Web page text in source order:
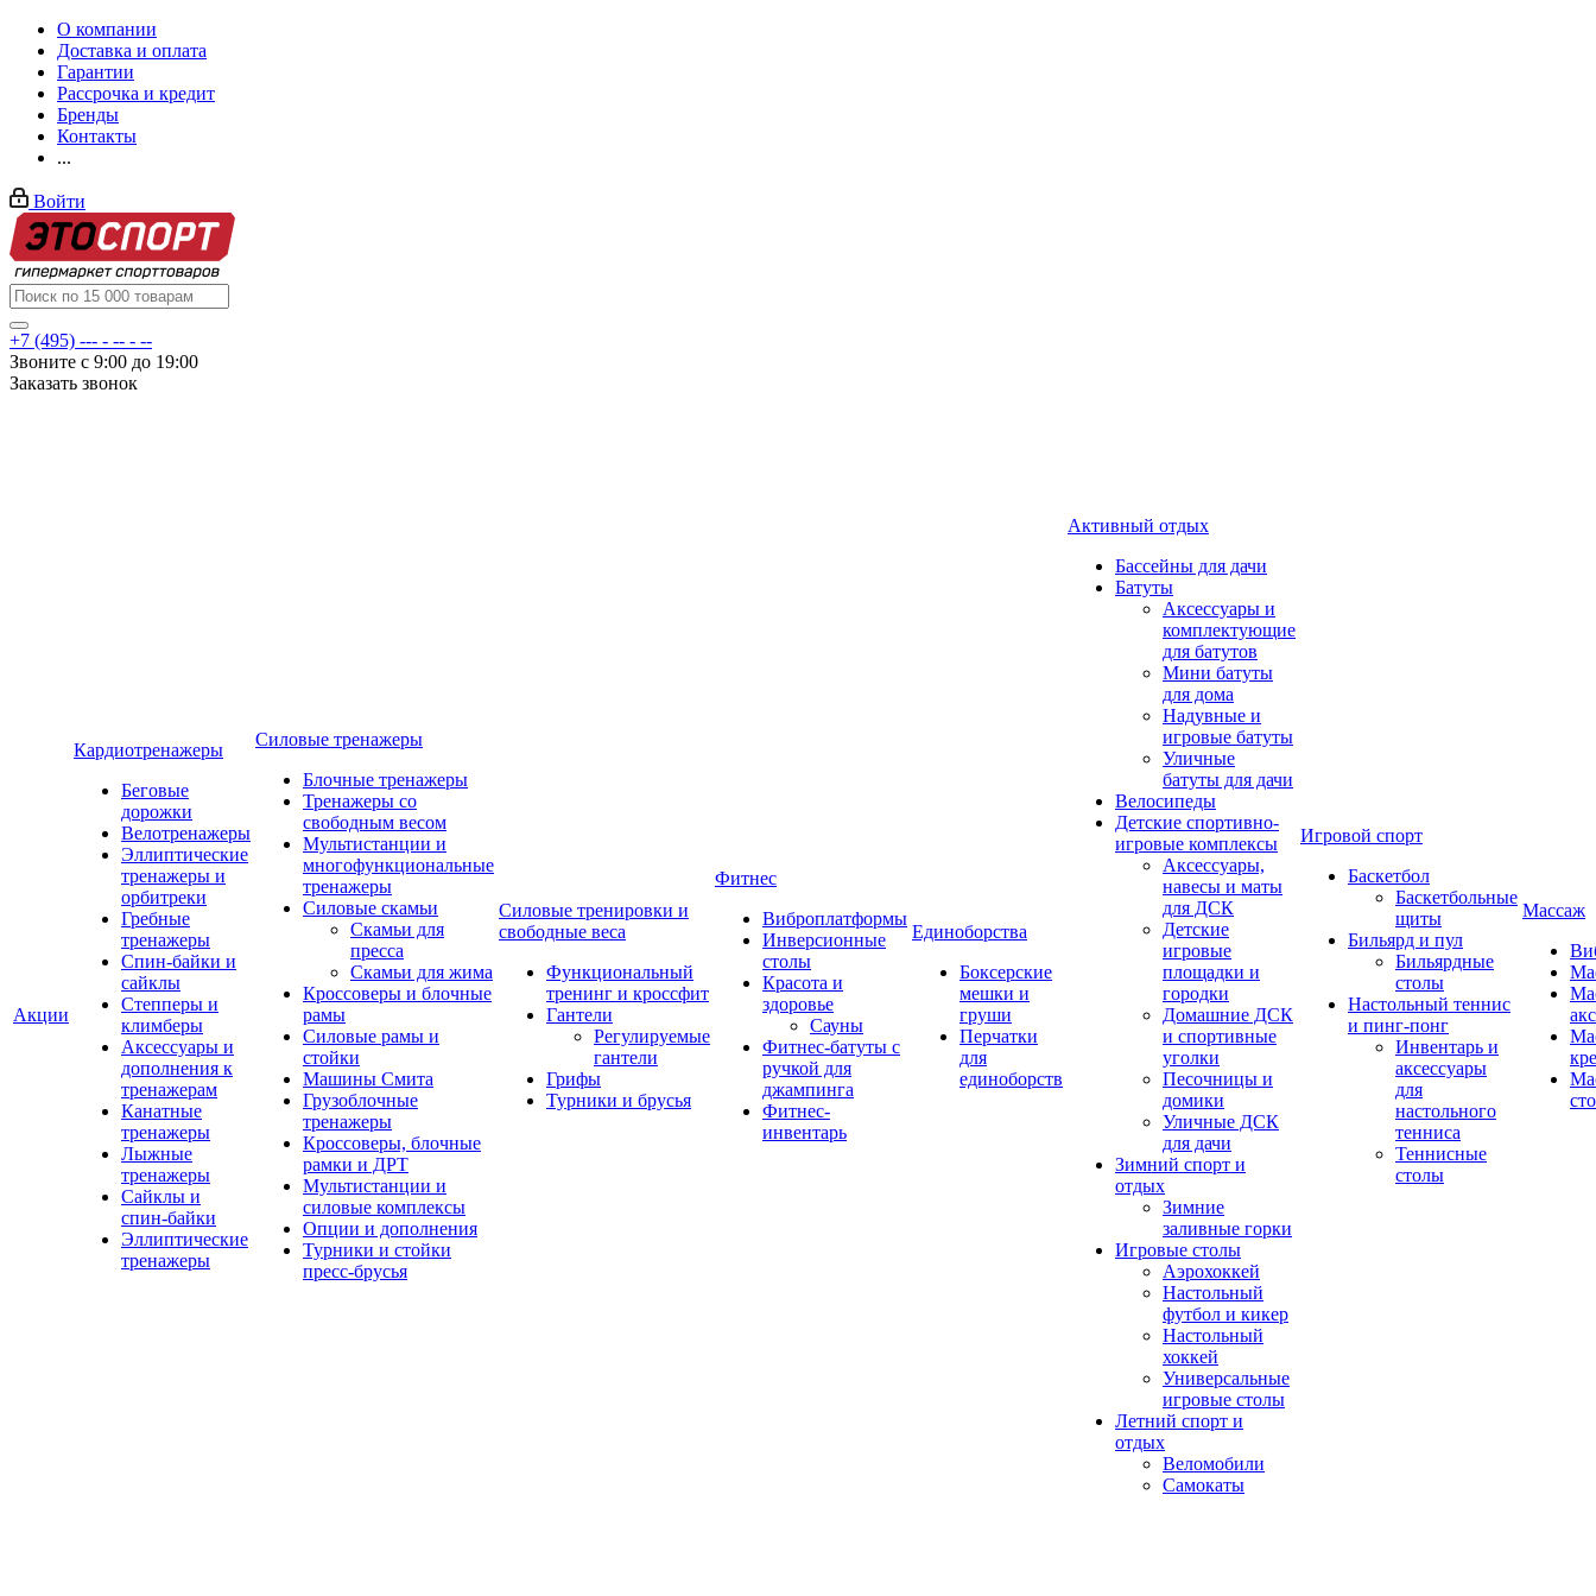
О компании
Доставка и оплата
Гарантии
Рассрочка и кредит
Бренды
Контакты
...
Войти
+7 (495) --- - -- - --
Звоните с 9:00 до 19:00
Заказать звонок
Акции
Кардиотренажеры
Беговые
дорожки
Велотренажеры
Эллиптические
тренажеры и
орбитреки
Гребные
тренажеры
Спин-байки и
сайклы
Степперы и
климберы
Аксессуары и
дополнения к
тренажерам
Канатные
тренажеры
Лыжные
тренажеры
Сайклы и
спин-байки
Эллиптические
тренажеры
Силовые тренажеры
Блочные тренажеры
Тренажеры со
свободным весом
Мультистанции и
многофункциональные
тренажеры
Силовые скамьи
Скамьи для
пресса
Скамьи для жима
Кроссоверы и блочные
рамы
Силовые рамы и
стойки
Машины Смита
Грузоблочные
тренажеры
Кроссоверы, блочные
рамки и ДРТ
Мультистанции и
силовые комплексы
Опции и дополнения
Турники и стойки
пресс-брусья
Силовые тренировки и
свободные веса
Функциональный
тренинг и кроссфит
Гантели
Регулируемые
гантели
Грифы
Турники и брусья
Фитнес
Виброплатформы
Инверсионные
столы
Красота и
здоровье
Сауны
Фитнес-батуты с
ручкой для
джампинга
Фитнес-
инвентарь
Единоборства
Боксерские
мешки и
груши
Перчатки
для
единоборств
Активный отдых
Бассейны для дачи
Батуты
Аксессуары и
комплектующие
для батутов
Мини батуты
для дома
Надувные и
игровые батуты
Уличные
батуты для дачи
Велосипеды
Детские спортивно-
игровые комплексы
Аксессуары,
навесы и маты
для ДСК
Детские
игровые
площадки и
городки
Домашние ДСК
и спортивные
уголки
Песочницы и
домики
Уличные ДСК
для дачи
Зимний спорт и
отдых
Зимние
заливные горки
Игровые столы
Аэрохоккей
Настольный
футбол и кикер
Настольный
хоккей
Универсальные
игровые столы
Летний спорт и
отдых
Веломобили
Самокаты
Игровой спорт
Баскетбол
Баскетбольные
щиты
Бильярд и пул
Бильярдные
столы
Настольный теннис
и пинг-понг
Инвентарь и
аксессуары
для
настольного
тенниса
Теннисные
столы
Массаж